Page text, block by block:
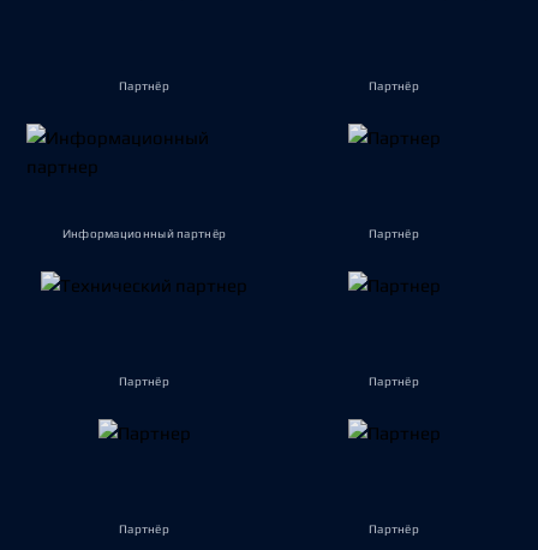
Партнёр Партнёр
Информационный партнёр Партнёр
Партнёр Партнёр
Партнёр Партнёр